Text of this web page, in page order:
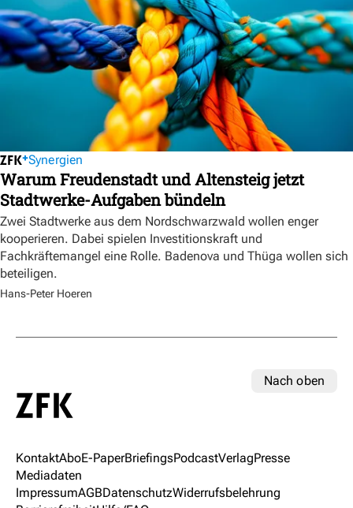
Synergien
Warum Freudenstadt und Altensteig jetzt
Stadtwerke-Aufgaben bündeln
Zwei Stadtwerke aus dem Nordschwarzwald wollen enger
kooperieren. Dabei spielen Investitionskraft und
Fachkräftemangel eine Rolle. Badenova und Thüga wollen sich
beteiligen.
Hans-Peter Hoeren
Nach oben
KontaktAboE-PaperBriefingsPodcastVerlagPresse
Mediadaten
ImpressumAGBDatenschutzWiderrufsbelehrung